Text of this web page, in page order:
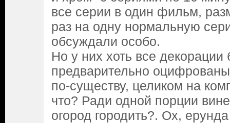
все серии в один фильм,
раз на одну нормальную
обсуждали особо.
Но у них хоть все декорации
предварительно
по-существу, целиком на
что? Ради одной порции
огород городить?. Ох,